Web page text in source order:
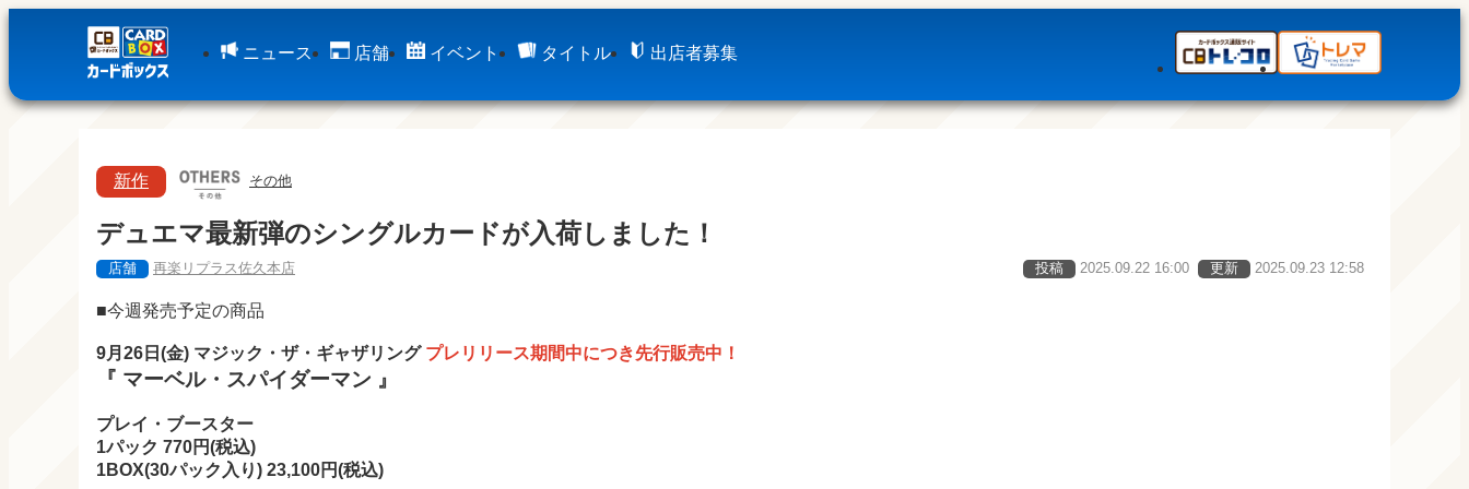
ニュース 店舗 イベント タイトル 出店者募集
新作 その他
デュエマ最新弾のシングルカードが入荷しました！
店舗 再楽リプラス佐久本店 投稿 2025.09.22 16:00 更新 2025.09.23 12:58
■今週発売予定の商品
9月26日(金) マジック・ザ・ギャザリング プレリリース期間中につき先行販売中！
『 マーベル・スパイダーマン 』
プレイ・ブースター
1パック 770円(税込)
1BOX(30パック入り) 23,100円(税込)